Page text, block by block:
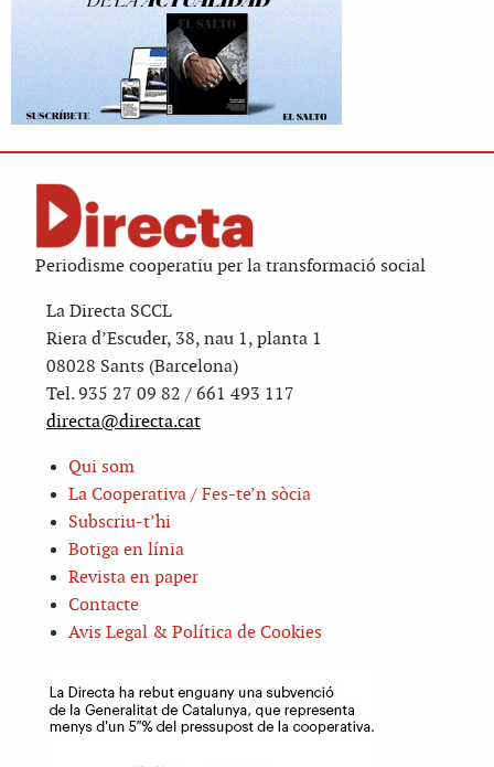
Periodisme cooperatiu per la transformació social
La Directa SCCL
Riera d’Escuder, 38, nau 1, planta 1
08028 Sants (Barcelona)
Tel. 935 27 09 82 / 661 493 117
directa@directa.cat
Qui som
La Cooperativa / Fes-te’n sòcia
Subscriu-t’hi
Botiga en línia
Revista en paper
Contacte
Avis Legal & Política de Cookies